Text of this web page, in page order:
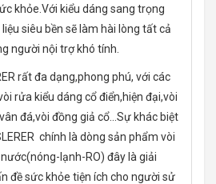
khỏe.Với kiểu dáng sang trọng
siêu bền sẽ làm hài lòng tất cả
người nội trợ khó tính.
rất đa dạng,phong phú, với các
rửa kiểu dáng cổ điển,hiện đại,vòi
đá,vòi đồng giả cổ…Sự khác biệt
chính là dòng sản phẩm vòi
lạnh-RO) đây là giải
đề sức khỏe tiện ích cho người sử